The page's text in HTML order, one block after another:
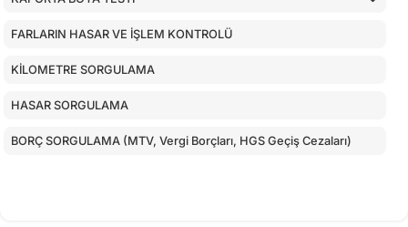
FARLARIN HASAR VE İŞLEM KONTROLÜ
KİLOMETRE SORGULAMA
HASAR SORGULAMA
BORÇ SORGULAMA (MTV, Vergi Borçları, HGS Geçiş Cezaları)